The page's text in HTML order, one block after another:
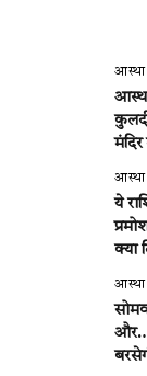
आस्था
मंदिर
आस्था
ये
क्या
आस्था